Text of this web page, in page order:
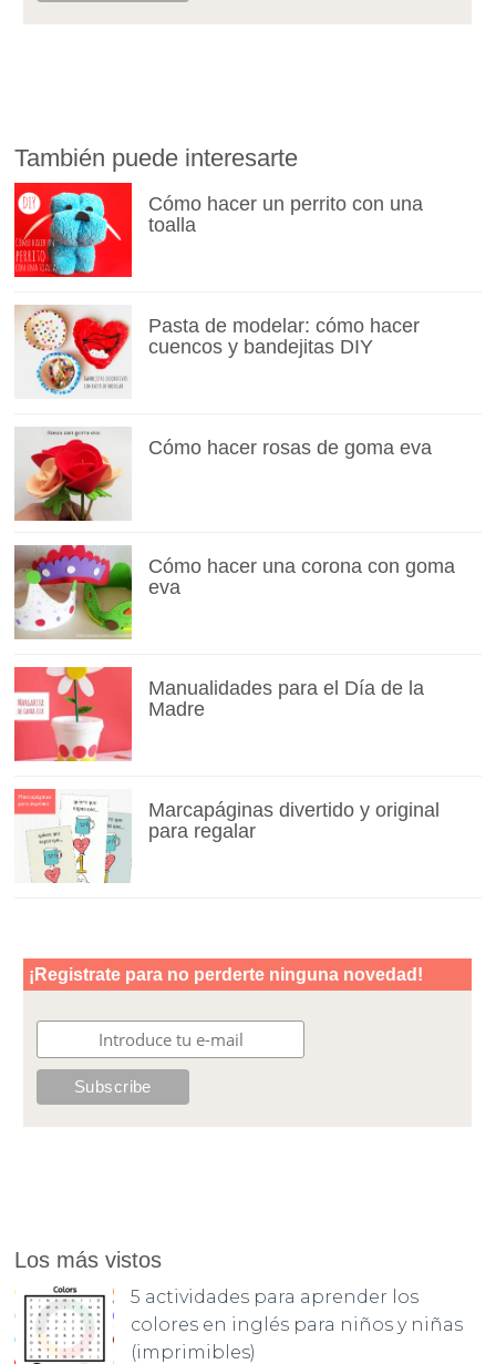
También puede interesarte
Cómo hacer un perrito con una
toalla
Pasta de modelar: cómo hacer
cuencos y bandejitas DIY
Cómo hacer rosas de goma eva
Cómo hacer una corona con goma
eva
Manualidades para el Día de la
Madre
Marcapáginas divertido y original
para regalar
Los más vistos
5 actividades para aprender los
colores en inglés para niños y niñas
(imprimibles)